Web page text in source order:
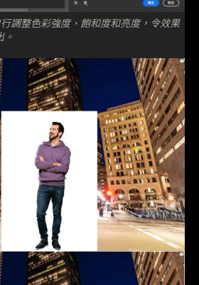
調整色彩強度、飽和度和亮度，令效果
。